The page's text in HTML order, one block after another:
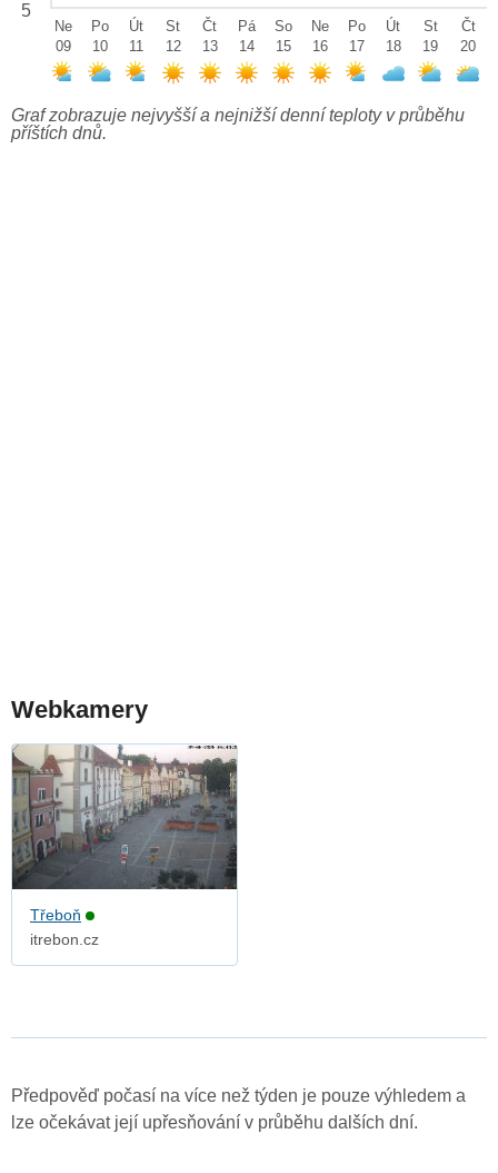
5
Ne
09
Po
10
Út
11
St
12
Čt
13
Pá
14
So
15
Ne
16
Po
17
Út
18
St
19
Čt
20
Graf zobrazuje nejvyšší a nejnižší denní teploty v průběhu
příštích dnů.
Webkamery
Třeboň
itrebon.cz
Předpověď počasí na více než týden je pouze výhledem a
lze očekávat její upřesňování v průběhu dalších dní.